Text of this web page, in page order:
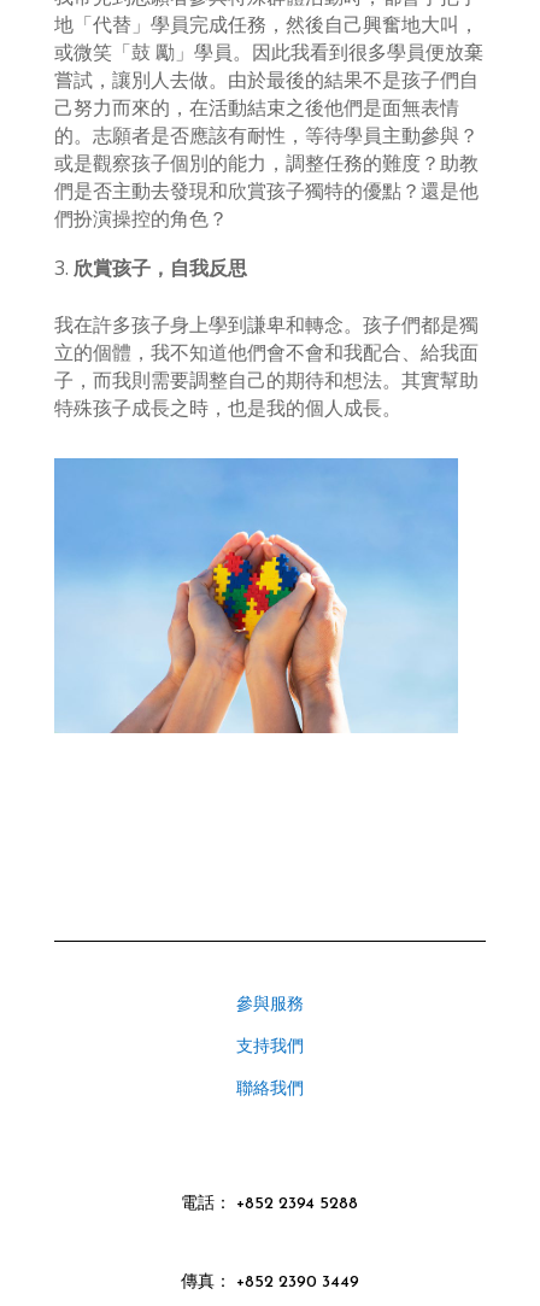
地「代替」學員完成任務，然後自己興奮地大叫，
或微笑「鼓 勵」學員。因此我看到很多學員便放棄
嘗試，讓別人去做。由於最後的結果不是孩子們自
己努力而來的，在活動結束之後他們是面無表情
的。志願者是否應該有耐性，等待學員主動參與？
或是觀察孩子個別的能力，調整任務的難度？助教
們是否主動去發現和欣賞孩子獨特的優點？還是他
們扮演操控的角色？
欣賞孩子，自我反思
我在許多孩子身上學到謙卑和轉念。孩子們都是獨
立的個體，我不知道他們會不會和我配合、給我面
子，而我則需要調整自己的期待和想法。其實幫助
特殊孩子成長之時，也是我的個人成長。
參與服務
支持我們
聯絡我們
電話 ： +852 2394 5288
傳真： +852 2390 3449